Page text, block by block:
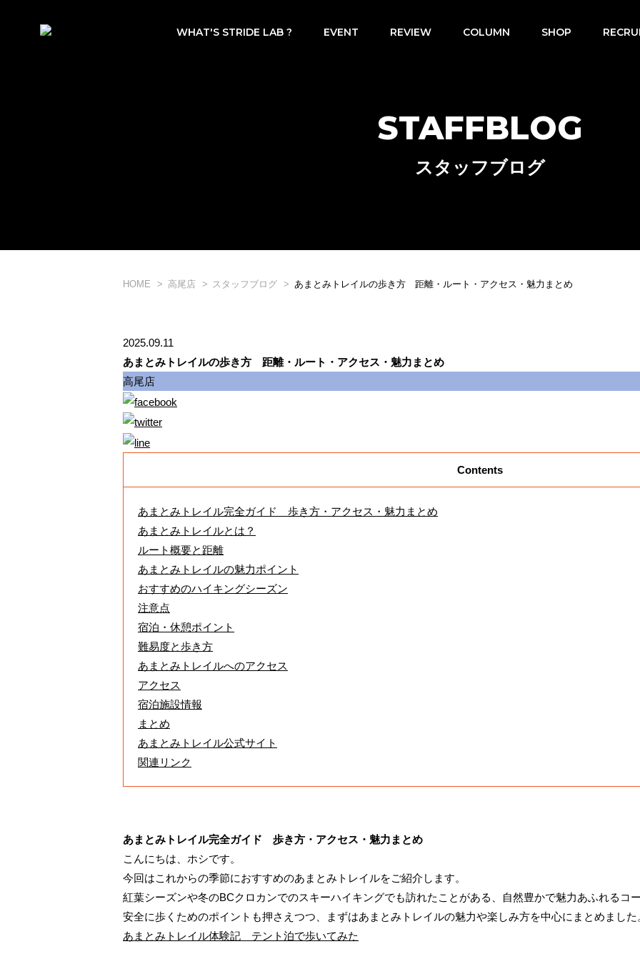
WHAT'S STRIDE LAB ? EVENT REVIEW COLUMN SHOP
STAFFBLOG
スタッフブログ
HOME 高尾店 スタッフブログ あまとみトレイルの歩き方 距離・ルート・アクセス・魅力まとめ
2025.09.11
あまとみトレイルの歩き方 距離・ルート・アクセス・魅力まとめ
高尾店
Contents
あまとみトレイル完全ガイド 歩き方・アクセス・魅力まとめ
あまとみトレイルとは？
ルート概要と距離
あまとみトレイルの魅力ポイント
おすすめのハイキングシーズン
注意点
宿泊・休憩ポイント
難易度と歩き方
あまとみトレイルへのアクセス
アクセス
宿泊施設情報
まとめ
あまとみトレイル公式サイト
関連リンク
あまとみトレイル完全ガイド 歩き方・アクセス・魅力まとめ
こんにちは、ホシです。
今回はこれからの季節におすすめのあまとみトレイルをご紹介します。
紅葉シーズンや冬のBCクロカンでのスキーハイキングでも訪れたことがある、自然豊かで魅力あふれるコー
安全に歩くためのポイントも押さえつつ、まずはあまとみトレイルの魅力や楽しみ方を中心にまとめました
あまとみトレイル体験記 テント泊で歩いてみた